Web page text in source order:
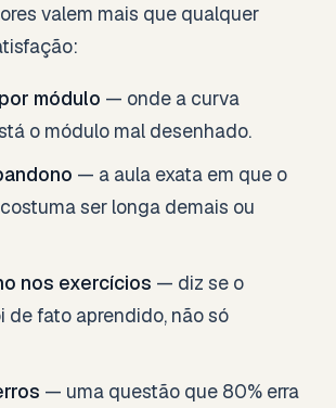
valem mais que qualquer
módulo — onde a curva
o módulo mal desenhado.
— a aula exata em que o
ser longa demais ou
nos exercícios — diz se o
de fato aprendido, não só
— uma questão que 80% erra